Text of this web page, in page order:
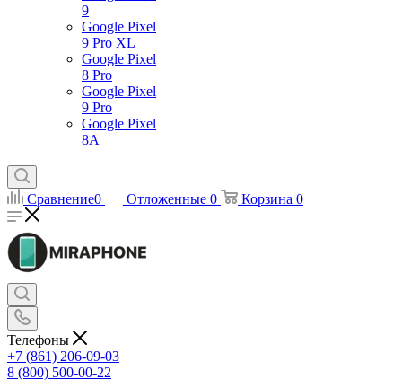
9
Google Pixel
9 Pro XL
Google Pixel
8 Pro
Google Pixel
9 Pro
Google Pixel
8A
Сравнение0 Отложенные 0 Корзина 0
Телефоны
+7 (861) 206-09-03
8 (800) 500-00-22